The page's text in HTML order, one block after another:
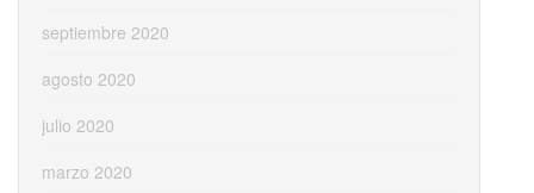
septiembre 2020
agosto 2020
julio 2020
marzo 2020